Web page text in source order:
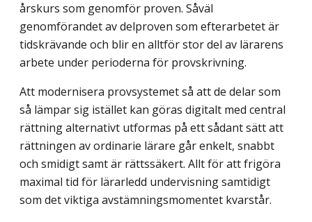
årskurs som genomför proven. Såväl
genomförandet av delproven som efterarbetet är
tidskrävande och blir en alltför stor del av lärarens
arbete under perioderna för provskrivning.
Att modernisera provsystemet så att de delar som
så lämpar sig istället kan göras digitalt med central
rättning alternativt utformas på ett sådant sätt att
rättningen av ordinarie lärare går enkelt, snabbt
och smidigt samt är rättssäkert. Allt för att frigöra
maximal tid för lärarledd undervisning samtidigt
som det viktiga avstämningsmomentet kvarstår.